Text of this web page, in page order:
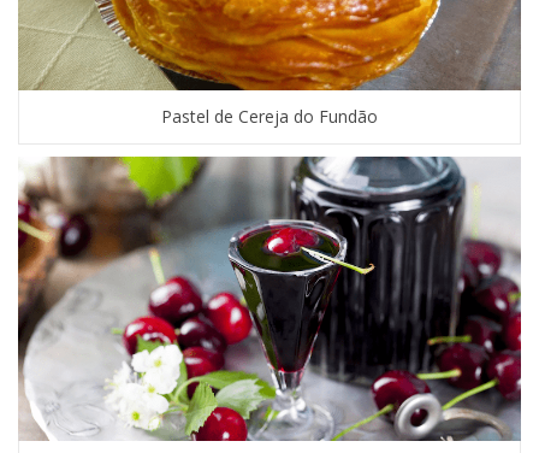
Pastel de Cereja do Fundão